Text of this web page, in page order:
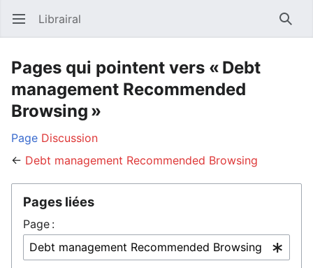
Ouvrir le menu principal Librairal
Pages qui pointent vers « Debt
management Recommended
Browsing »
Page Discussion
← Debt management Recommended Browsing
Pages liées
Page :